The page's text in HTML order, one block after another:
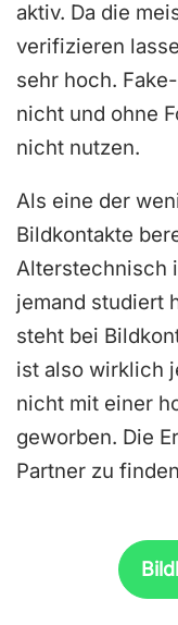
aktiv. Da die
verifizieren
sehr hoch.
nicht und ohne
nicht nutzen.
Als eine der
Bildkontakte
Alterstechnisch
jemand studiert
steht bei
ist also wirklich
nicht mit einer
geworben. Die
Partner zu